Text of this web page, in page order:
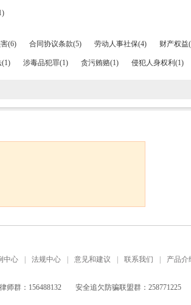
(6) 合同协议条款(5) 劳动人事社保(4) 财产权益
(1) 涉毒品犯罪(1) 贪污贿赂(1) 侵犯人身权利(1)
中心 法规中心 意见和建议 联系我们 产品介
师群：156488132 安全追欠防骗联盟群：258771225